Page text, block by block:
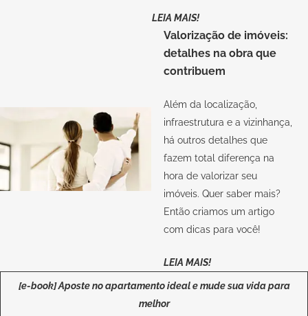
LEIA MAIS!
Valorização de imóveis:
detalhes na obra que
contribuem
Além da localização,
infraestrutura e a vizinhança,
há outros detalhes que
fazem total diferença na
hora de valorizar seu
imóveis. Quer saber mais?
Então criamos um artigo
com dicas para você!
LEIA MAIS!
[e-book] Aposte no apartamento ideal e mude sua vida para
melhor